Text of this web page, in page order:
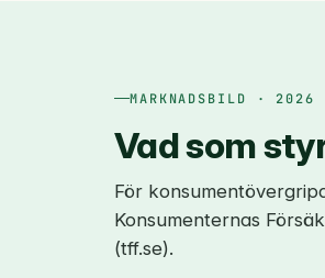
MARKNADSBILD · 2026
Vad som
För
Konsumenternas
(tff.se).